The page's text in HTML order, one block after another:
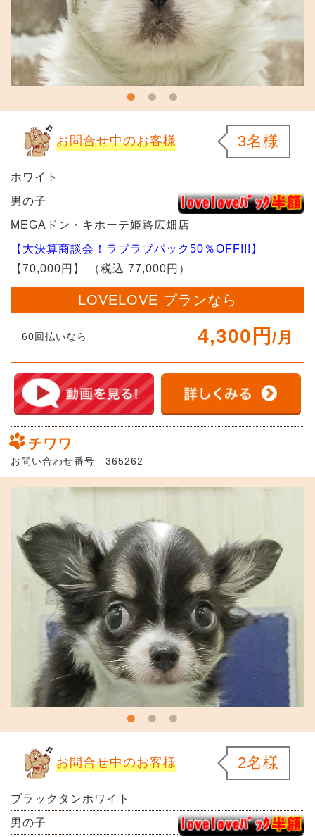
お問合せ中のお客様 3名様
ホワイト
男の子
MEGAドン・キホーテ姫路広畑店
【大決算商談会！ラブラブパック50％OFF!!!】
【70,000円】
（税込 77,000円）
LOVELOVE プランなら
60回払いなら 4,300円 /月
チワワ
お問い合わせ番号 365262
お問合せ中のお客様 2名様
ブラックタンホワイト
男の子